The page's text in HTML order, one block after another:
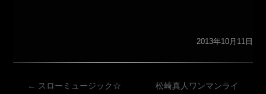
2013年10月11日
投
← スローミュージック☆
松崎真人ワンマンライ